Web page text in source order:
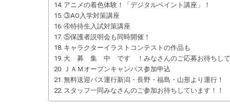
アニメの着色体験！「デジタルペイント講座」！
③AO入学対策講座
④特待生入試対策講座
⑤保護者説明会も同時開催！
キャラクターイラストコンテストの作品も
大 募 集 中 です ！みなさんのご応募お待ちして
ＪＡＭオープンキャンパス参加申込
無料送迎バス運行新潟・長野・福島・山形より運行！
スタッフ一同みなさんのご参加お待ちしています！！